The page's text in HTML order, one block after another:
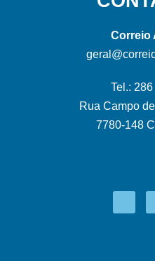
Correio
Tel.:
Rua Campo
7780-148